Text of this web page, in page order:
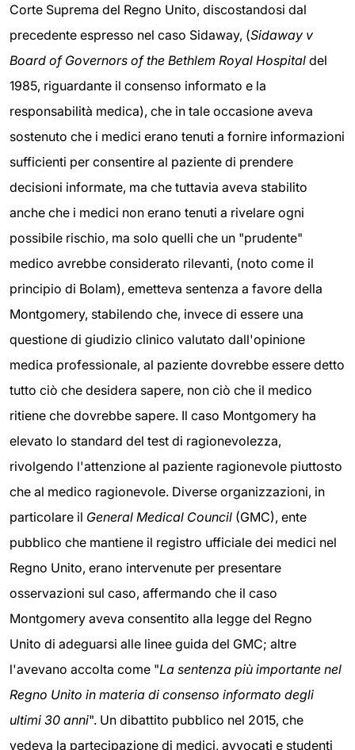
Corte Suprema del Regno Unito, discostandosi dal
precedente espresso nel caso Sidaway, (Sidaway v
Board of Governors of the Bethlem Royal Hospital del
1985, riguardante il consenso informato e la
responsabilità medica), che in tale occasione aveva
sostenuto che i medici erano tenuti a fornire informazioni
sufficienti per consentire al paziente di prendere
decisioni informate, ma che tuttavia aveva stabilito
anche che i medici non erano tenuti a rivelare ogni
possibile rischio, ma solo quelli che un "prudente"
medico avrebbe considerato rilevanti, (noto come il
principio di Bolam), emetteva sentenza a favore della
Montgomery, stabilendo che, invece di essere una
questione di giudizio clinico valutato dall'opinione
medica professionale, al paziente dovrebbe essere detto
tutto ciò che desidera sapere, non ciò che il medico
ritiene che dovrebbe sapere. Il caso Montgomery ha
elevato lo standard del test di ragionevolezza,
rivolgendo l'attenzione al paziente ragionevole piuttosto
che al medico ragionevole. Diverse organizzazioni, in
particolare il General Medical Council (GMC), ente
pubblico che mantiene il registro ufficiale dei medici nel
Regno Unito, erano intervenute per presentare
osservazioni sul caso, affermando che il caso
Montgomery aveva consentito alla legge del Regno
Unito di adeguarsi alle linee guida del GMC; altre
l'avevano accolta come "La sentenza più importante nel
Regno Unito in materia di consenso informato degli
ultimi 30 anni". Un dibattito pubblico nel 2015, che
vedeva la partecipazione di medici, avvocati e studenti